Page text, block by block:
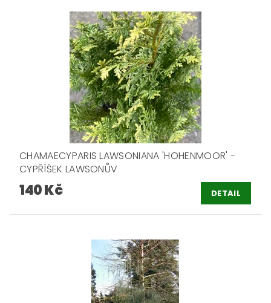
CHAMAECYPARIS LAWSONIANA 'HOHENMOOR' -
CYPŘÍŠEK LAWSONŮV
140 Kč DETAIL